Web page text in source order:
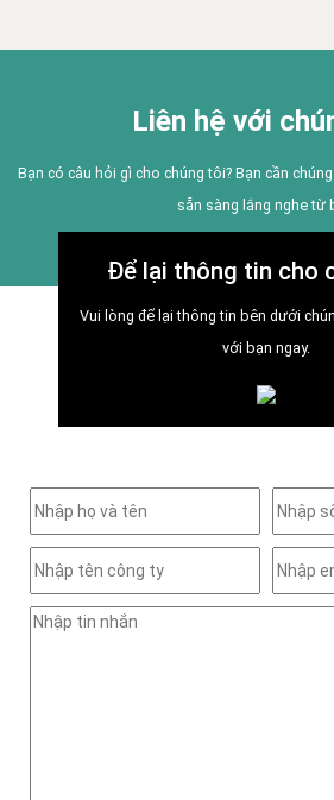
Liên hệ với
Bạn có câu hỏi gì cho chúng tôi? Bạn cần
sẵn sàng lắng nghe từ
Để lại thông tin cho
Vui lòng để lại thông tin bên dưới
với bạn ngay.